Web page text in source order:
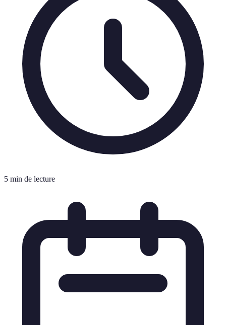
5 min de lecture